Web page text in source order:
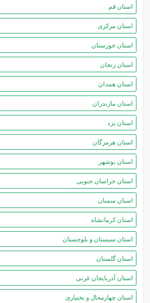
استان قم
استان مرکزی
استان خوزستان
استان زنجان
استان همدان
استان مازندران
استان یزد
استان هرمزگان
استان بوشهر
استان خراسان جنوبی
استان سمنان
استان کرمانشاه
استان سیستان و بلوچستان
استان گلستان
استان آذربایجان غربی
استان چهارمحال و بختیاری